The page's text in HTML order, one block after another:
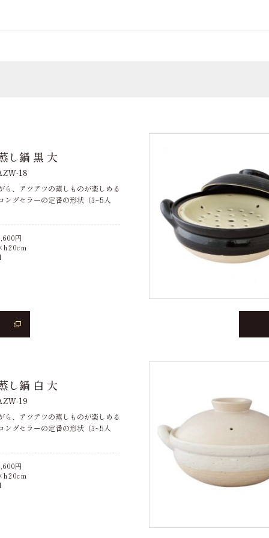
し鍋 黒 大
18
ら、アツアツの蒸しものが楽しめる
ングセラーの定番の形状（3~5人
円
し鍋 白 大
19
ら、アツアツの蒸しものが楽しめる
ングセラーの定番の形状（3~5人
円